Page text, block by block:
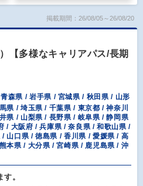
掲載期間：26/08/05～26/08/20
【多様なキャリアパス/長期
森県 / 岩手県 / 宮城県 / 秋田県 / 山形
県 / 埼玉県 / 千葉県 / 東京都 / 神奈川
県 / 山梨県 / 長野県 / 岐阜県 / 静岡県
/ 大阪府 / 兵庫県 / 奈良県 / 和歌山県 /
山口県 / 徳島県 / 香川県 / 愛媛県 / 高
本県 / 大分県 / 宮崎県 / 鹿児島県 / 沖
。